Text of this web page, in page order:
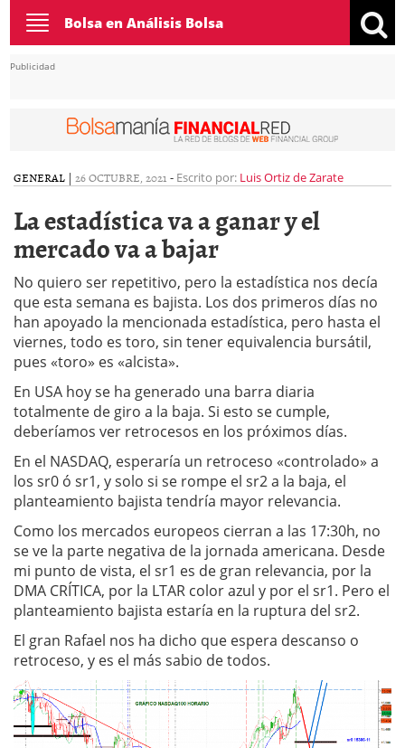
Toggle
navigation
Bolsa en Análisis Bolsa
Publicidad
GENERAL | 26 OCTUBRE, 2021 - Escrito por: Luis Ortiz de Zarate
La estadística va a ganar y el
mercado va a bajar
No quiero ser repetitivo, pero la estadística nos decía
que esta semana es bajista. Los dos primeros días no
han apoyado la mencionada estadística, pero hasta el
viernes, todo es toro, sin tener equivalencia bursátil,
pues «toro» es «alcista».
En USA hoy se ha generado una barra diaria
totalmente de giro a la baja. Si esto se cumple,
deberíamos ver retrocesos en los próximos días.
En el NASDAQ, esperaría un retroceso «controlado» a
los sr0 ó sr1, y solo si se rompe el sr2 a la baja, el
planteamiento bajista tendría mayor relevancia.
Como los mercados europeos cierran a las 17:30h, no
se ve la parte negativa de la jornada americana. Desde
mi punto de vista, el sr1 es de gran relevancia, por la
DMA CRÍTICA, por la LTAR color azul y por el sr1. Pero el
planteamiento bajista estaría en la ruptura del sr2.
El gran Rafael nos ha dicho que espera descanso o
retroceso, y es el más sabio de todos.